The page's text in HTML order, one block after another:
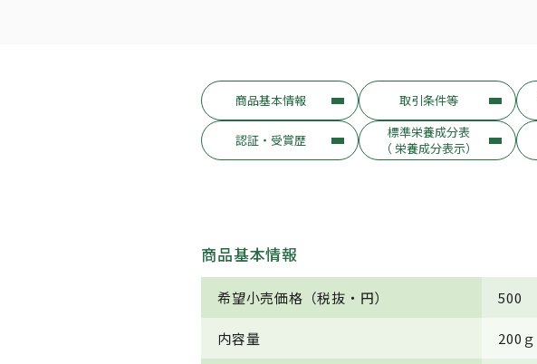
商品基本情報 取引条件等
認証・受賞歴
標準栄養成分表
（ 栄養成分表示）
商品基本情報
希望小売価格（税抜・円） 500
内容量 200ｇ